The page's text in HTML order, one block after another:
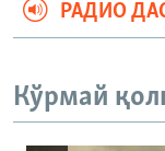
РАДИО
Кўрмай